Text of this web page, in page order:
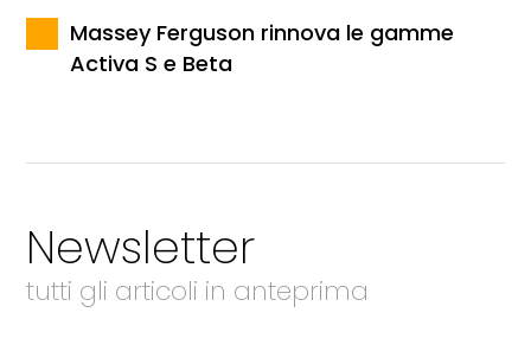
Massey Ferguson rinnova le gamme
Activa S e Beta
Newsletter
tutti gli articoli in anteprima